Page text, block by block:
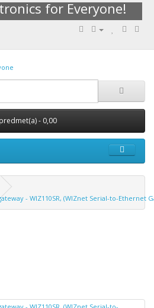
for Everyone!
- 0,00
- WIZ110SR, (WIZnet Serial-to-Ethernet